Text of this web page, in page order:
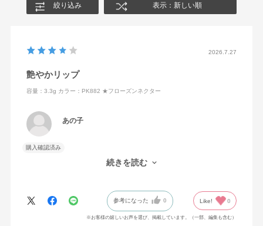
絞り込み 表示：新しい順
2026.7.27
艶やかリップ
容量：3.3g カラー：PK882 ★フローズンネクター
あの子
購入確認済み
潤いがよくてコスパよくてお色もよくて
続きを読む
参考になった 0 Like! 0
※お客様の嬉しいお声を選び、掲載しています。（一部、編集も含む）